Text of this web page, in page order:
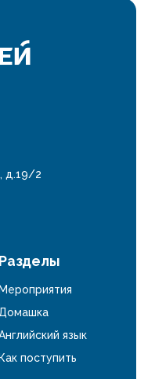
д.19/2
Разделы
Мероприятия
язык
Как поступить